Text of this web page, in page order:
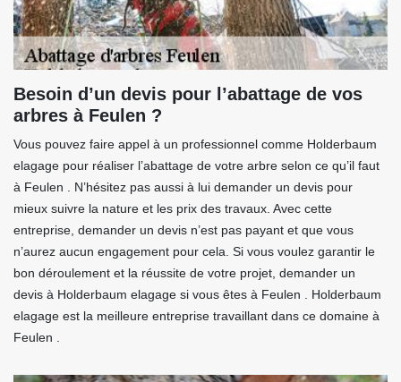
Besoin d’un devis pour l’abattage de vos
arbres à Feulen ?
Vous pouvez faire appel à un professionnel comme Holderbaum
elagage pour réaliser l’abattage de votre arbre selon ce qu’il faut
à Feulen . N’hésitez pas aussi à lui demander un devis pour
mieux suivre la nature et les prix des travaux. Avec cette
entreprise, demander un devis n’est pas payant et que vous
n’aurez aucun engagement pour cela. Si vous voulez garantir le
bon déroulement et la réussite de votre projet, demander un
devis à Holderbaum elagage si vous êtes à Feulen . Holderbaum
elagage est la meilleure entreprise travaillant dans ce domaine à
Feulen .